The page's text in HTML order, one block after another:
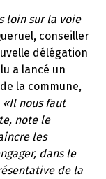
loin sur la voie
conseiller
délégation
a lancé un
la commune,
«Il nous faut
note le
les
dans le
de la